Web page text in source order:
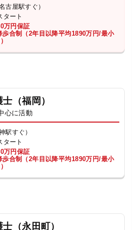
古屋駅すぐ）
タート
万円保証
歩合制（2年目以降平均1890万円/最小
（福岡）
心に活動
駅すぐ）
タート
万円保証
歩合制（2年目以降平均1890万円/最小
（永田町）